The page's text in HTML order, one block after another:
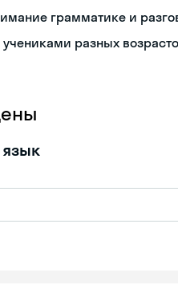
грамматике и
учениками разных
язык